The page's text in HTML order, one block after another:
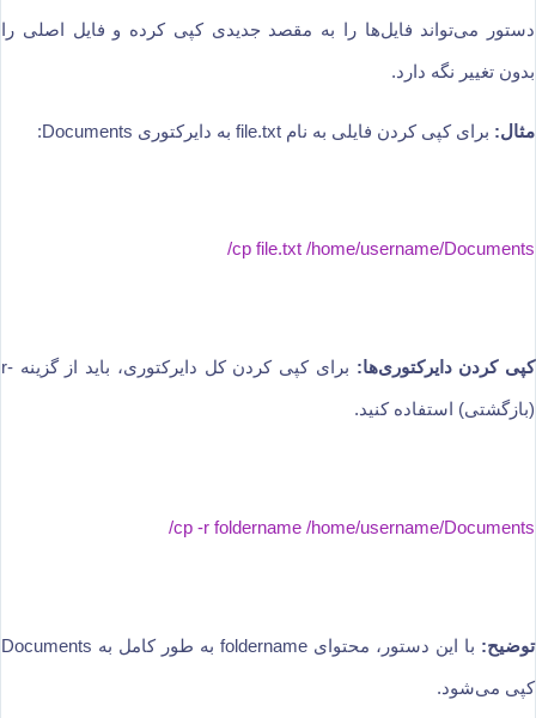
دستور می‌تواند فایل‌ها را به مقصد جدیدی کپی کرده و فایل اصلی را
بدون تغییر نگه دارد.
مثال: برای کپی کردن فایلی به نام file.txt به دایرکتوری Documents:
cp file.txt /home/username/Documents/
کپی کردن دایرکتوری‌ها: برای کپی کردن کل دایرکتوری، باید از گزینه -r
(بازگشتی) استفاده کنید.
cp -r foldername /home/username/Documents/
توضیح: با این دستور، محتوای foldername به طور کامل به Documents
کپی می‌شود.